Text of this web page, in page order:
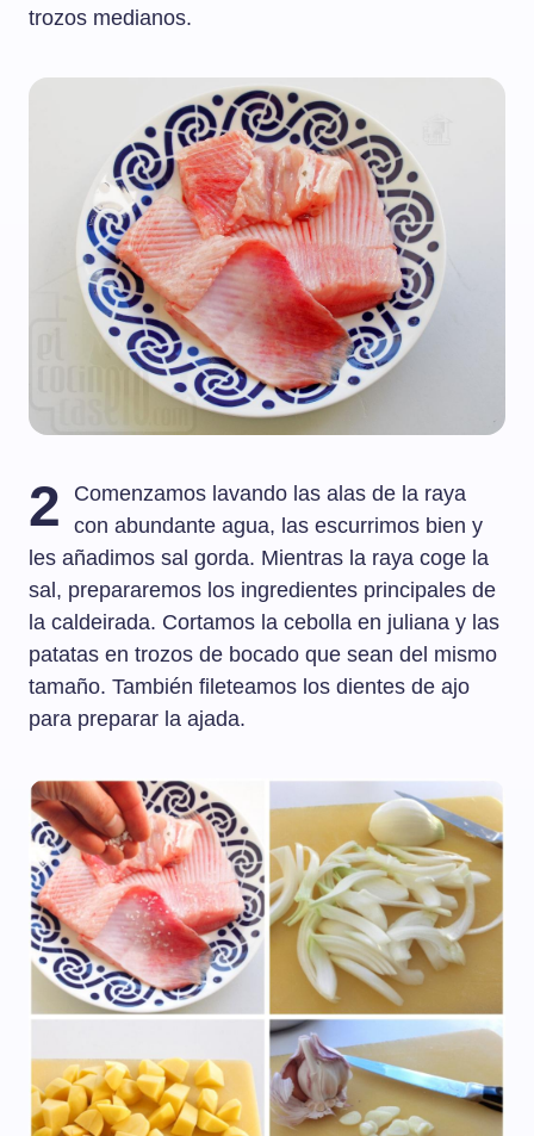
trozos medianos.
2
Comenzamos lavando las alas de la raya
con abundante agua, las escurrimos bien y
les añadimos sal gorda. Mientras la raya coge la
sal, prepararemos los ingredientes principales de
la caldeirada. Cortamos la cebolla en juliana y las
patatas en trozos de bocado que sean del mismo
tamaño. También fileteamos los dientes de ajo
para preparar la ajada.